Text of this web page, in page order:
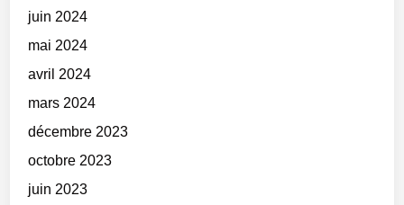
juin 2024
mai 2024
avril 2024
mars 2024
décembre 2023
octobre 2023
juin 2023